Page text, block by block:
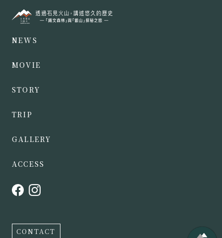
NEWS
MOVIE
STORY
TRIP
GALLERY
ACCESS
CONTACT